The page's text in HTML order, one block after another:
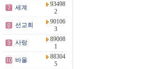
세계
93498
2
선교회
90106
3
사랑
89008
1
바울
88304
5